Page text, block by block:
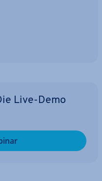
Live-Demo